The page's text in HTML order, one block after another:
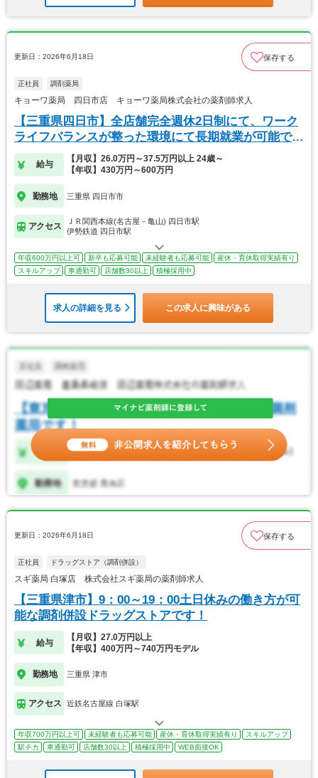
更新日：2026年6月18日 保存する
正社員 調剤薬局
キョーワ薬局 四日市店 キョーワ薬局株式会社の薬剤師求人
【三重県四日市】全店舗完全週休2日制にて、ワーク
ライフバランスが整った環境にて長期就業が可能で
す。
給与
【月収】26.0万円～37.5万円以上 24歳～
【年収】430万円～600万円
勤務地 三重県 四日市市
アクセス
ＪＲ関西本線(名古屋－亀山) 四日市駅
伊勢鉄道 四日市駅
年収600万円以上可 新卒も応募可能 未経験者も応募可能
産休・育休取得実績有り
スキルアップ
車通勤可 店舗数30以上 積極採用中
求人の詳細を見る この求人に興味がある
更新日：2026年6月18日 保存する
正社員 ドラッグストア（調剤併設）
スギ薬局 白塚店 株式会社スギ薬局の薬剤師求人
【三重県津市】9：00～19：00土日休みの働き方が可
能な調剤併設ドラッグストアです！
給与
【月収】27.0万円以上
【年収】400万円～740万円モデル
勤務地 三重県 津市
アクセス 近鉄名古屋線 白塚駅
年収700万円以上可 未経験者も応募可能 産休・育休取得実績有り
スキルアップ
駅チカ
車通勤可 店舗数30以上 積極採用中 WEB面接OK